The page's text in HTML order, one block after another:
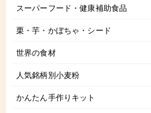
スーパーフード・健康補助食品
栗・芋・かぼちゃ・シード
世界の食材
人気銘柄別小麦粉
かんたん手作りキット